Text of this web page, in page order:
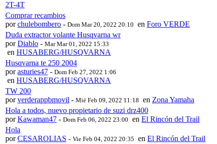
2T-4T
Comprar recambios
porchulebombero - Dom Mar 20, 2022 20:10 en Foro VERDE
Duda extractor volante Husqvarna wr
porDiablo - Mar Mar 01, 2022 15:33
en HUSABERG/HUSQVARNA
Husqvarna te 250 2004
porasturies47 - Dom Feb 27, 2022 1:06
en HUSABERG/HUSQVARNA
TW 200
porverderappbmovil - Mié Feb 09, 2022 11:18 en Zona Yamaha
Hola a todos, nuevo propietario de suzi drz400
porKawaman47 - Dom Feb 06, 2022 23:00 en El Rincón del Trail
Hola
porCESAROLIAS - Vie Feb 04, 2022 20:35 en El Rincón del Trail